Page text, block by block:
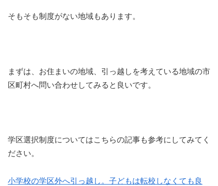
そもそも制度がない地域もあります。
まずは、お住まいの地域、引っ越しを考えている地域の市
区町村へ問い合わせしてみると良いです。
学区選択制度についてはこちらの記事も参考にしてみてく
ださい。
小学校の学区外へ引っ越し。子どもは転校しなくても良